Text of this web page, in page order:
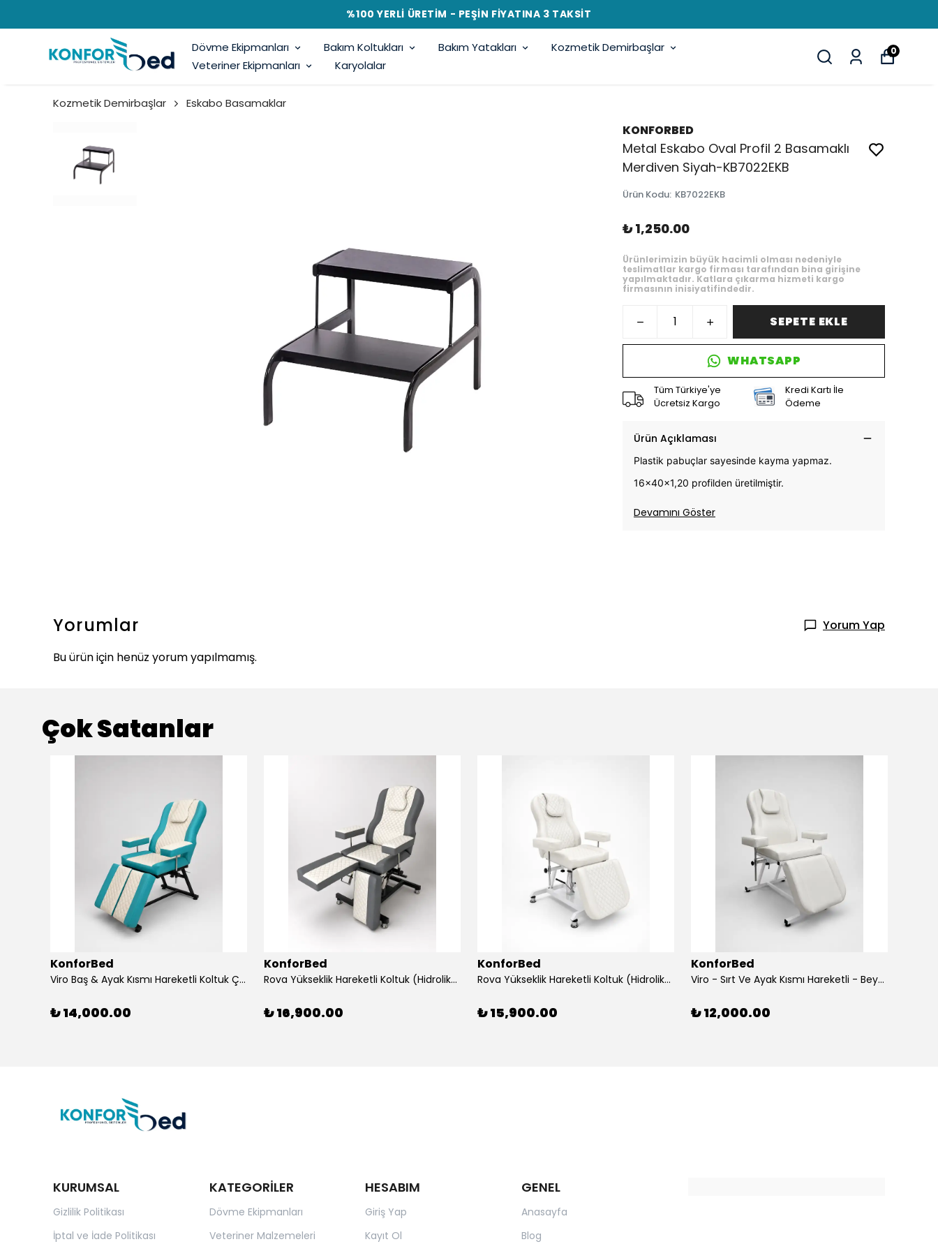
%100 YERLİ ÜRETİM - PEŞİN FİYATINA 3 TAKSİT
Dövme Ekipmanları Bakım Koltukları Bakım Yatakları
Kozmetik Demirbaşlar
Veteriner Ekipmanları
Karyolalar
0
Kozmetik Demirbaşlar Eskabo Basamaklar
KONFORBED
Metal Eskabo Oval Profil 2 Basamaklı
Merdiven Siyah-KB7022EKB
Ürün Kodu: KB7022EKB
₺ 1,250.00
Ürünlerimizin büyük hacimli olması nedeniyle
teslimatlar kargo firması tarafından bina girişine
yapılmaktadır. Katlara çıkarma hizmeti kargo
firmasının inisiyatifindedir.
SEPETE EKLE
WHATSAPP
Tüm Türkiye'ye
Ücretsiz Kargo
Kredi Kartı İle
Ödeme
Ürün Açıklaması
Plastik pabuçlar sayesinde kayma yapmaz.
16x40x1,20 profilden üretilmiştir.
Devamını Göster
Yorumlar
Yorum Yap
Bu ürün için henüz yorum yapılmamış.
Çok Satanlar
KonforBed
Viro Baş & Ayak Kısmı Hareketli Koltuk Çift Bacaklı
₺ 14,000.00
KonforBed
Rova Yükseklik Hareketli Koltuk (Hidrolik) Beyaz-Gri
₺ 16,900.00
KonforBed
Rova Yükseklik Hareketli Koltuk (Hidrolik) Beyaz
₺ 15,900.00
KonforBed
Viro - Sırt Ve Ayak Kısmı Hareketli - Beyaz
₺ 12,000.00
KURUMSAL
Gizlilik Politikası
İptal ve İade Politikası
KATEGORİLER
Dövme Ekipmanları
Veteriner Malzemeleri
HESABIM
Giriş Yap
Kayıt Ol
GENEL
Anasayfa
Blog